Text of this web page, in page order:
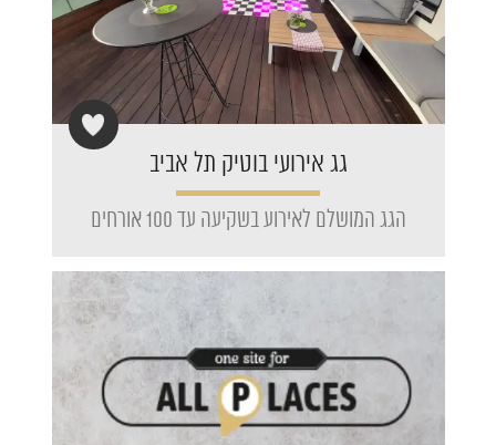
גג אירועי בוטיק תל אביב
הגג המושלם לאירוע בשקיעה עד 100 אורחים